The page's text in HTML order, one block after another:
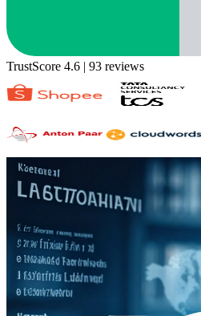
TrustScore 4.6 | 93 reviews